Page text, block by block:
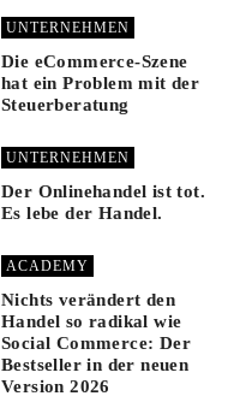
UNTERNEHMEN
Die eCommerce-Szene
hat ein Problem mit der
Steuerberatung
UNTERNEHMEN
Der Onlinehandel ist tot.
Es lebe der Handel.
ACADEMY
Nichts verändert den
Handel so radikal wie
Social Commerce: Der
Bestseller in der neuen
Version 2026